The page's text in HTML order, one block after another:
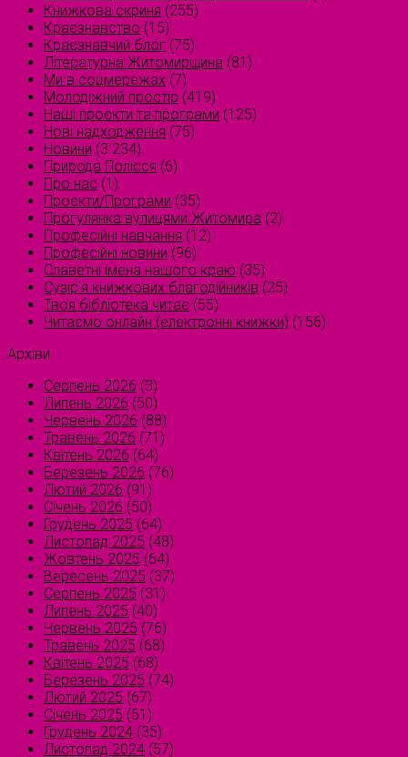
Книжкова скриня (255)
Краєзнавство (15)
Краєзнавчий блог (75)
Літературна Житомирщина (81)
Ми в соцмережах (7)
Молодіжний простір (419)
Наші проєкти та програми (125)
Нові надходження (75)
Новини (3 234)
Природа Полісся (6)
Про нас (1)
Проєкти/Програми (35)
Прогулянка вулицями Житомира (2)
Професійні навчання (12)
Професійні новини (96)
Славетні імена нашого краю (35)
Сузірʼя книжкових благодійників (25)
Твоя бібліотека читає (55)
Читаємо онлайн (електронні книжки) (156)
Архіви
Серпень 2026 (3)
Липень 2026 (50)
Червень 2026 (88)
Травень 2026 (71)
Квітень 2026 (64)
Березень 2026 (76)
Лютий 2026 (91)
Січень 2026 (50)
Грудень 2025 (64)
Листопад 2025 (48)
Жовтень 2025 (64)
Вересень 2025 (37)
Серпень 2025 (31)
Липень 2025 (40)
Червень 2025 (76)
Травень 2025 (68)
Квітень 2025 (68)
Березень 2025 (74)
Лютий 2025 (67)
Січень 2025 (51)
Грудень 2024 (35)
Листопад 2024 (57)